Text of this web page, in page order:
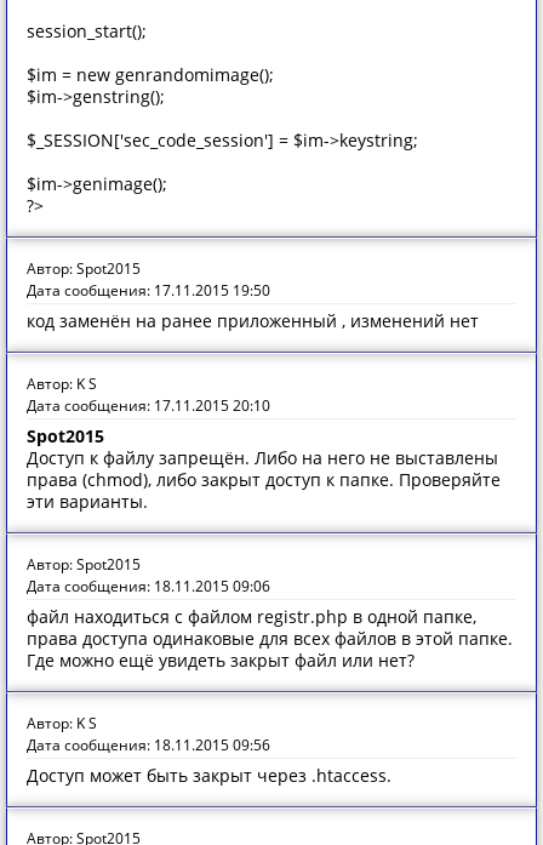
session_start();
$im = new genrandomimage();
$im->genstring();
$_SESSION['sec_code_session'] = $im->keystring;
$im->genimage();
?>
Автор: Spot2015
Дата сообщения: 17.11.2015 19:50
код заменён на ранее приложенный , изменений нет
Автор: K S
Дата сообщения: 17.11.2015 20:10
Spot2015
Доступ к файлу запрещён. Либо на него не выставлены
права (chmod), либо закрыт доступ к папке. Проверяйте
эти варианты.
Автор: Spot2015
Дата сообщения: 18.11.2015 09:06
файл находиться с файлом registr.php в одной папке,
права доступа одинаковые для всех файлов в этой папке.
Где можно ещё увидеть закрыт файл или нет?
Автор: K S
Дата сообщения: 18.11.2015 09:56
Доступ может быть закрыт через .htaccess.
Автор: Spot2015